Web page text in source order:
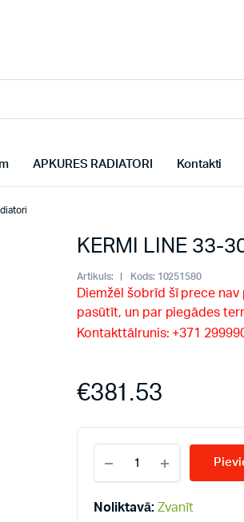
APKURES RADIATORI Kontakti
KERMI LINE 33-
Artikuls: Kods: 10251580
Diemžēl šobrīd šī prece
pasūtīt, un par piegādes
Kontakttālrunis: +371
€381.53
LINE
33-
PLK
Noliktavā: Zvanīt